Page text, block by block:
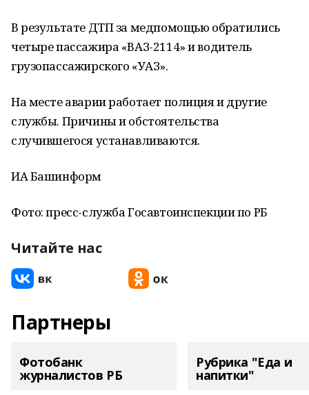
В результате ДТП за медпомощью обратились
четыре пассажира «ВАЗ-2114» и водитель
грузопассажирского «УАЗ».
На месте аварии работает полиция и другие
службы. Причины и обстоятельства
случившегося устанавливаются.
ИА Башинформ
Фото: пресс-служба Госавтоинспекции по РБ
Читайте нас
Партнеры
Фотобанк
журналистов РБ
Рубрика "Еда и
напитки"